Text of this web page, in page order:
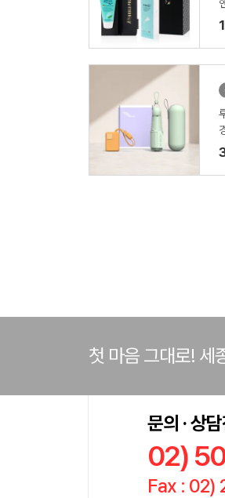
첫 마음 그대로! 세
문의 · 상
02)
Fax : 02)